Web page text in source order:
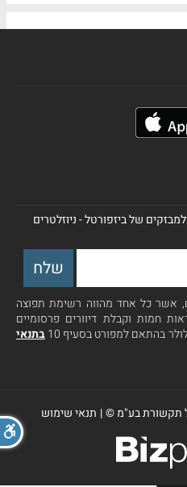
של ביזפורטל - ניוזלטרים
אשר כל אחד מהווה רשימת תפוצה
חמות וקבלת דיוורים פרסומיים
בהתאם למפורט בסעיף 10
בתנאי
תקשורת בע"מ ©| תנאי שימוש